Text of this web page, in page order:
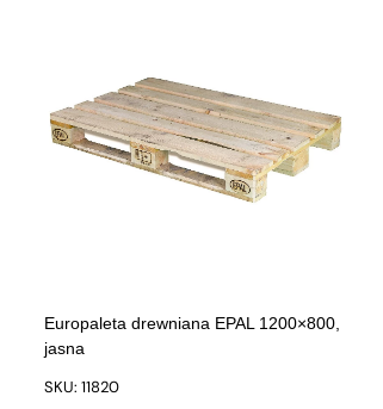
Europaleta drewniana EPAL 1200×800,
jasna
SKU: 11820